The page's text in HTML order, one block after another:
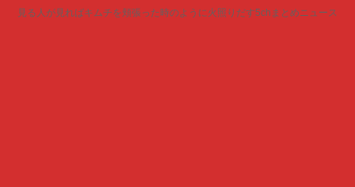
見る人が見ればキムチを頬張った時のように火照りだす5chまとめニュース